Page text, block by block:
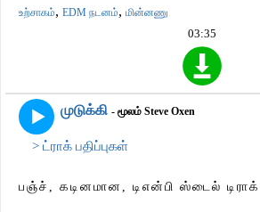
உற்சாகம், EDM நடனம், மின்னணு
03:35
முடுக்கி - மூலம் Steve Oxen
> ட்ராக் பதிப்புகள்
பஞ்ச், கடினமான, டிஎன்பி ஸ்டைல் ​​டிராக்.